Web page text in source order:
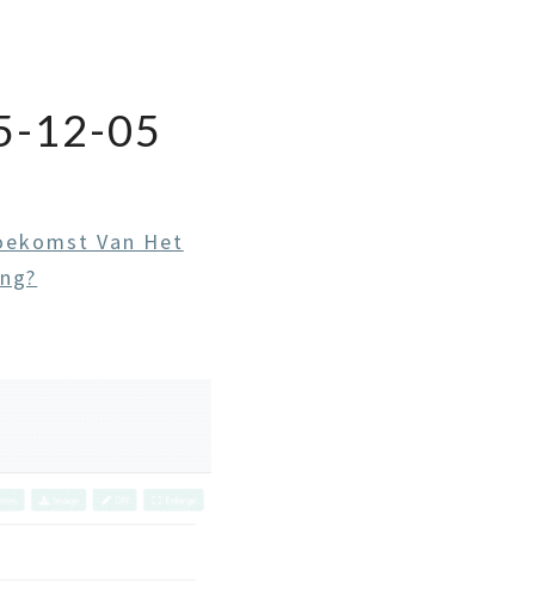
12-05
Van Het